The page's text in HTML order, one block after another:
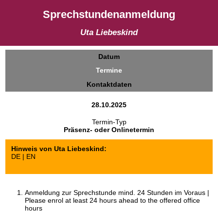
Sprechstundenanmeldung
Uta Liebeskind
Datum
Termine
Kontaktdaten
28.10.2025
Termin-Typ
Präsenz- oder Onlinetermin
Hinweis von Uta Liebeskind:
DE | EN
Anmeldung zur Sprechstunde mind. 24 Stunden im Voraus |
Please enrol at least 24 hours ahead to the offered office
hours